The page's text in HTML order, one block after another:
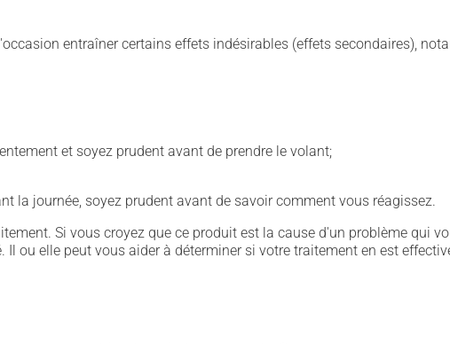
entraîner certains effets indésirables (effets secondaires),
et soyez prudent avant de prendre le volant;
la journée, soyez prudent avant de savoir comment vous réagissez.
Si vous croyez que ce produit est la cause d'un problème qui
ou elle peut vous aider à déterminer si votre traitement en est